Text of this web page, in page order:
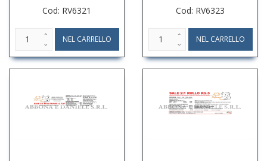
Cod: RV6321
Cod: RV6323